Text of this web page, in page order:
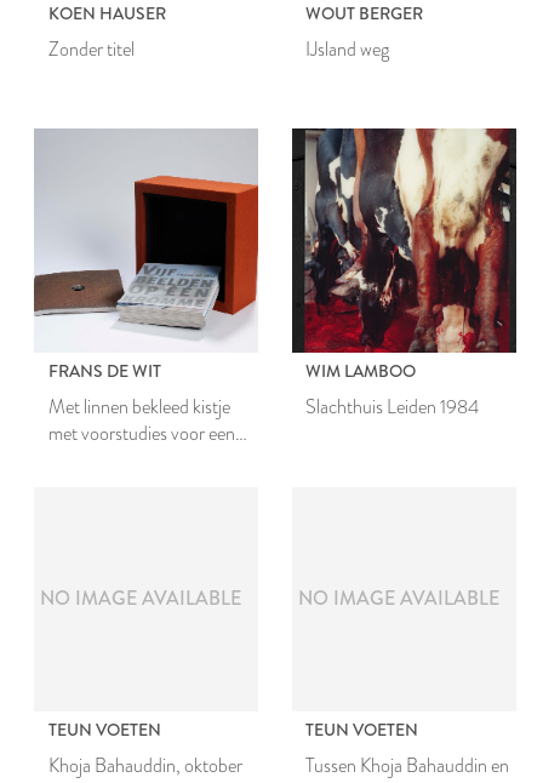
KOEN HAUSER
Zonder titel
WOUT BERGER
IJsland weg
FRANS DE WIT
Met linnen bekleed kistje
met voorstudies voor een
WIM LAMBOO
Slachthuis Leiden 1984
NO IMAGE AVAILABLE
TEUN VOETEN
Khoja Bahauddin, oktober
NO IMAGE AVAILABLE
TEUN VOETEN
Tussen Khoja Bahauddin en